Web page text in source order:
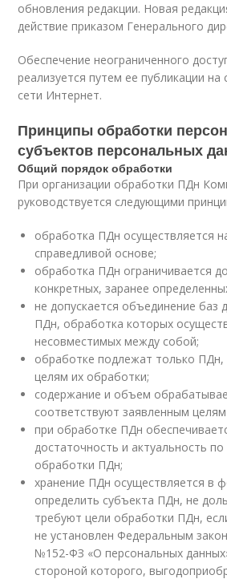
обновления редакции. Новая
действие приказом Генерального
Обеспечение неограниченного
реализуется путем ее публикации
сети Интернет.
Принципы обработки
субъектов персональных
Общий порядок обработки
При организации обработки ПДн
руководствуется следующими
обработка ПДн осуществляется
справедливой основе;
обработка ПДн ограничивается
конкретных, заранее
не допускается объединение баз
ПДн, обработка которых
несовместимых между собой;
обработке подлежат только
целям их обработки;
содержание и объем
соответствуют заявленным
при обработке ПДн
достаточность и актуальность
обработки ПДн;
хранение ПДн осуществляется в
определить субъекта ПДн, не
требуют цели обработки ПДн,
не установлен Федеральным
№152-ФЗ «О персональных
стороной которого,